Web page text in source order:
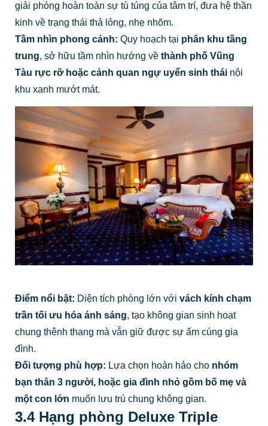
giải phóng hoàn toàn sự tù túng của tâm trí, đưa hệ thần
kinh về trạng thái thả lỏng, nhẹ nhõm.
Tầm nhìn phong cảnh: Quy hoạch tại phân khu tầng
trung, sở hữu tầm nhìn hướng về thành phố Vũng
Tàu rực rỡ hoặc cảnh quan ngự uyển sinh tháinội
khu xanh mướt mát.
Điểm nổi bật: Diện tích phòng lớn với vách kính chạm
trần tối ưu hóa ánh sáng, tạo không gian sinh hoạt
chung thênh thang mà vẫn giữ được sự ấm cúng gia
đình.
Đối tượng phù hợp: Lựa chọn hoàn hảo cho nhóm
bạn thân 3 người, hoặc gia đình nhỏ gồm bố mẹ và
một con lớn muốn lưu trú chung không gian.
3.4 Hạng phòng Deluxe Triple